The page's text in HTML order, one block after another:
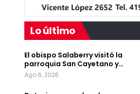
Lo último
El obispo Salaberry visitó la
parroquia San Cayetano y…
Ago 6, 2026